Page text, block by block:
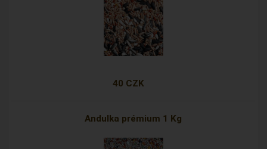
40 CZK
Andulka prémium 1 Kg